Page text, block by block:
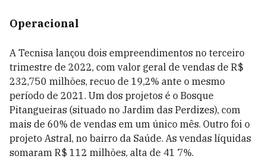
Operacional
A Tecnisa lançou dois empreendimentos no terceiro
trimestre de 2022, com valor geral de vendas de R$
232,750 milhões, recuo de 19,2% ante o mesmo
período de 2021. Um dos projetos é o Bosque
Pitangueiras (situado no Jardim das Perdizes), com
mais de 60% de vendas em um único mês. Outro foi o
projeto Astral, no bairro da Saúde. As vendas líquidas
somaram R$ 112 milhões, alta de 41 7%.